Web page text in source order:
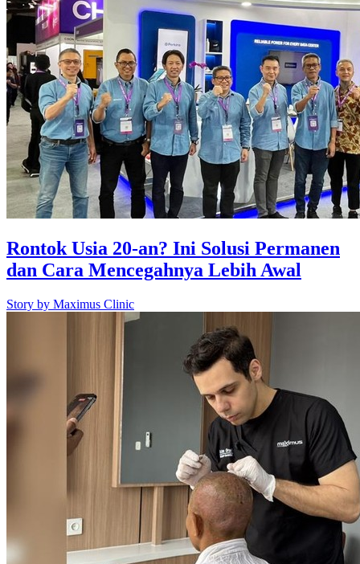
Rontok Usia 20-an? Ini Solusi Permanen
dan Cara Mencegahnya Lebih Awal
Story by Maximus Clinic